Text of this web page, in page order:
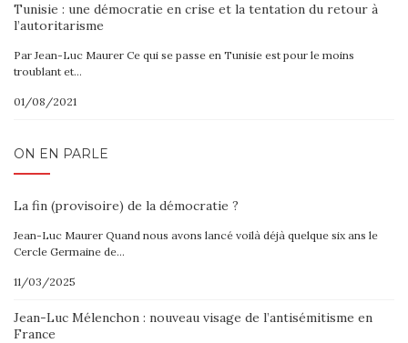
Tunisie : une démocratie en crise et la tentation du retour à
l’autoritarisme
Par Jean-Luc Maurer Ce qui se passe en Tunisie est pour le moins
troublant et…
01/08/2021
ON EN PARLE
La fin (provisoire) de la démocratie ?
Jean-Luc Maurer Quand nous avons lancé voilà déjà quelque six ans le
Cercle Germaine de…
11/03/2025
Jean-Luc Mélenchon : nouveau visage de l’antisémitisme en
France